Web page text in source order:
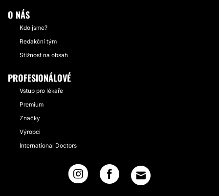
O NÁS
Kdo jsme?
Redakční tým
Stížnost na obsah
PROFESIONÁLOVÉ
Vstup pro lékaře
Premium
Značky
Výrobci
International Doctors